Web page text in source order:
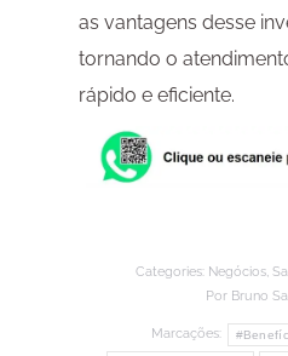
as vantagens desse
tornando o
rápido e eficiente.
Categories: Negócios,
Por Bruno
Marcações: